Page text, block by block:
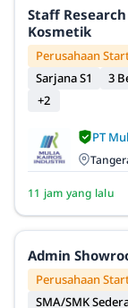
Staff
Kosmetik
Perusahaan
Sarjana S1
3
+2
PT
11 jam yang lalu
Admin
Perusahaan
SMA/SMK